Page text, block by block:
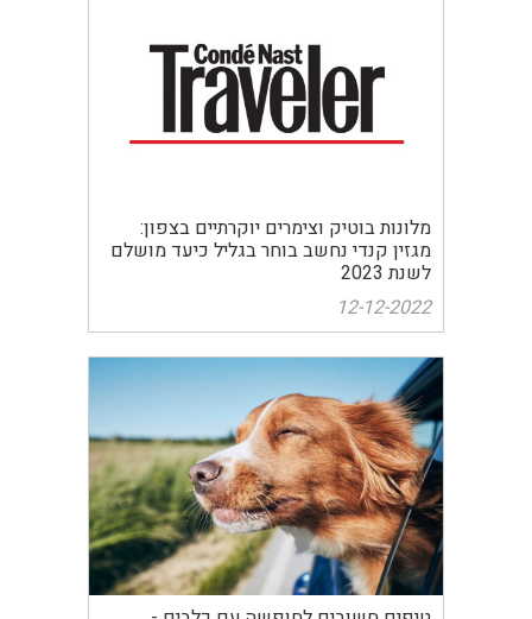
מלונות בוטיק וצימרים יוקרתיים בצפון:
מגזין קנדי נחשב בוחר בגליל כיעד מושלם
לשנת 2023
12-12-2022